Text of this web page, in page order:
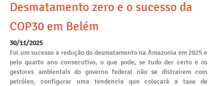
Desmatamento zero e o sucesso da
COP30 em Belém
30/11/2025
Foi um sucesso a redução do desmatamento na Amazonia em 2025 e
pelo quarto ano consecutivo, o que pode, se tudo der certo e os
gestores ambientais do governo federal não se distraírem com
petróleo, configurar uma tendencia que colocará a taxa de